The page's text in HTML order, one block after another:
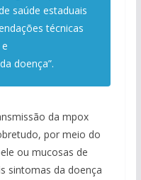
saúde estaduais
técnicas
doença”.
da mpox
por meio do
ou mucosas de
sintomas da doença